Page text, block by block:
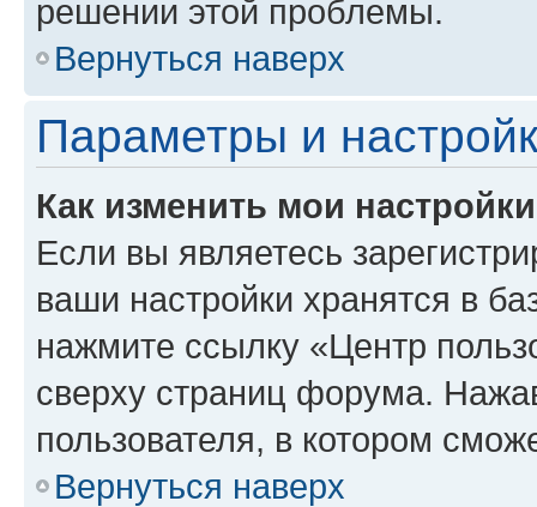
решении этой проблемы.
Вернуться наверх
Параметры и
Как изменить мои
Если вы являетесь
ваши настройки хранятся в
нажмите ссылку «Центр
сверху страниц форума.
пользователя, в котором
Вернуться наверх